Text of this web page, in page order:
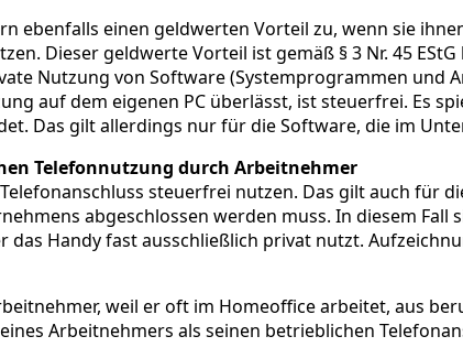
ebenfalls einen geldwerten Vorteil zu, wenn sie
Dieser geldwerte Vorteil ist gemäß § 3 Nr. 45
Nutzung von Software (Systemprogrammen
auf dem eigenen PC überlässt, ist steuerfrei. Es
Das gilt allerdings nur für die Software, die im
Telefonnutzung durch Arbeitnehmer
steuerfrei nutzen. Das gilt auch für
abgeschlossen werden muss. In diesem
Handy fast ausschließlich privat nutzt.
weil er oft im Homeoffice arbeitet, aus
Arbeitnehmers als seinen betrieblichen